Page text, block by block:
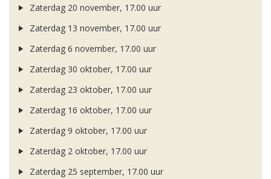
Zaterdag 20 november, 17.00 uur
Zaterdag 13 november, 17.00 uur
Zaterdag 6 november, 17.00 uur
Zaterdag 30 oktober, 17.00 uur
Zaterdag 23 oktober, 17.00 uur
Zaterdag 16 oktober, 17.00 uur
Zaterdag 9 oktober, 17.00 uur
Zaterdag 2 oktober, 17.00 uur
Zaterdag 25 september, 17.00 uur